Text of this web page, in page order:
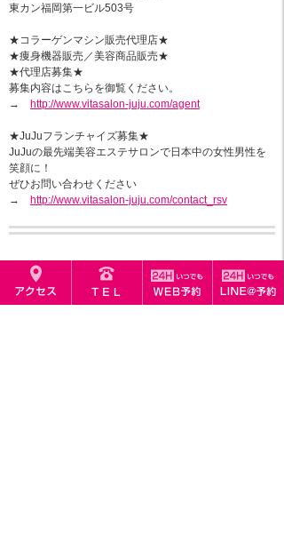
東カン福岡第一ビル503号
★コラーゲンマシン販売代理店★
★痩身機器販売／美容商品販売★
★代理店募集★
募集内容はこちらを御覧ください。
→ http://www.vitasalon-juju.com/agent
★JuJuフランチャイズ募集★
JuJuの最先端美容エステサロンで日本中の女性男性を
笑顔に！
ぜひお問い合わせください
→ http://www.vitasalon-juju.com/contact_rsv
≪ お客様の声 お客様の声 ≫